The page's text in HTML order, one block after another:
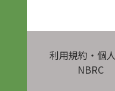
利用規約・個
NBRC